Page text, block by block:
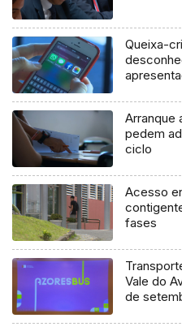
Queixa-
Arranque
pedem
ciclo
Acesso
fases
Vale do
de